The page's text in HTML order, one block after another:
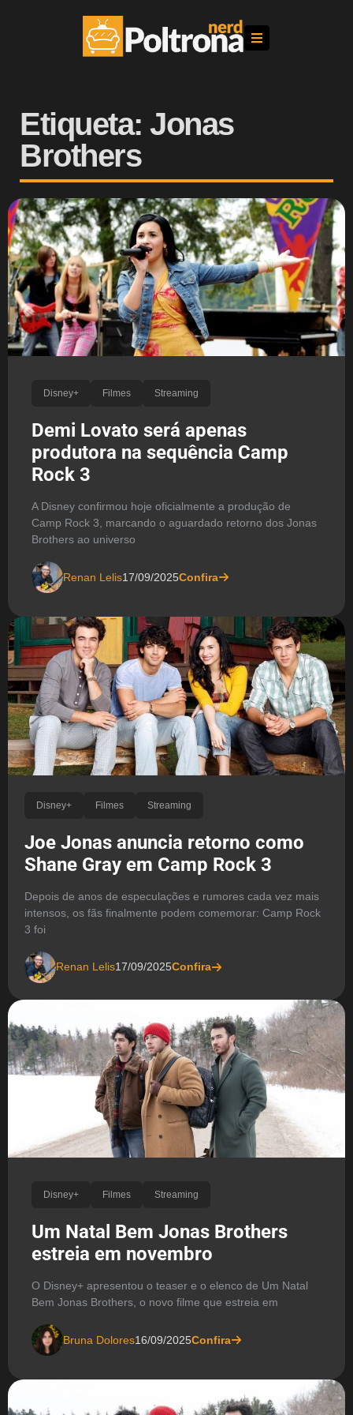
Etiqueta: Jonas
Brothers
Disney+ Filmes Streaming
Demi Lovato será apenas
produtora na sequência Camp
Rock 3
A Disney confirmou hoje oficialmente a produção de
Camp Rock 3, marcando o aguardado retorno dos Jonas
Brothers ao universo
Renan Lelis17/09/2025Confira
Disney+ Filmes Streaming
Joe Jonas anuncia retorno como
Shane Gray em Camp Rock 3
Depois de anos de especulações e rumores cada vez mais
intensos, os fãs finalmente podem comemorar: Camp Rock
3 foi
Renan Lelis17/09/2025Confira
Disney+ Filmes Streaming
Um Natal Bem Jonas Brothers
estreia em novembro
O Disney+ apresentou o teaser e o elenco de Um Natal
Bem Jonas Brothers, o novo filme que estreia em
Bruna Dolores16/09/2025Confira